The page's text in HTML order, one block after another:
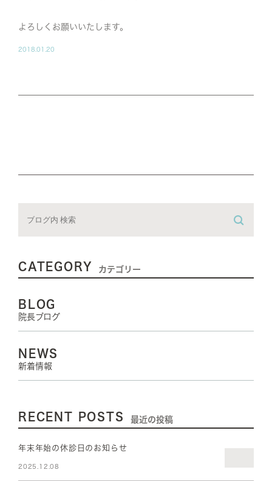
よろしくお願いいたします。
2018.01.20
CATEGORY カテゴリー
BLOG
院長ブログ
NEWS
新着情報
RECENT POSTS 最近の投稿
年末年始の休診日のお知らせ
2025.12.08